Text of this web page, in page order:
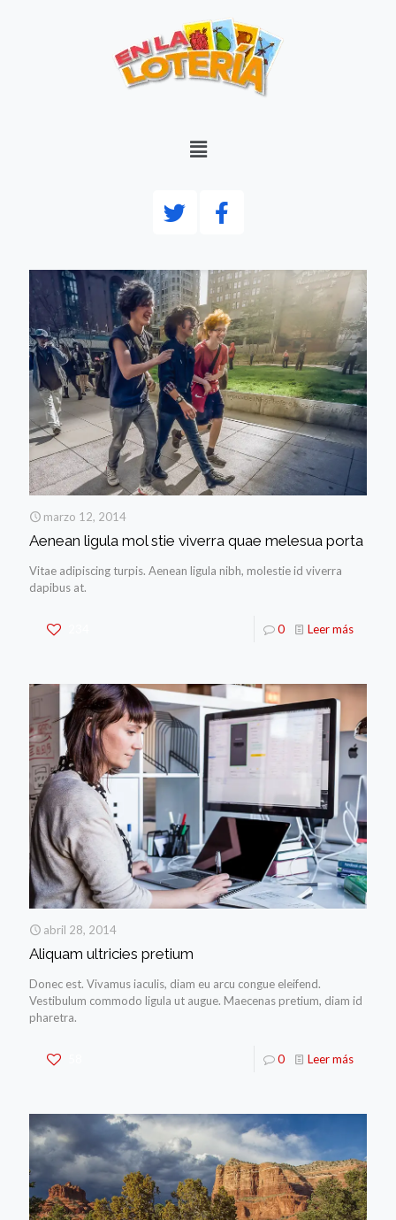
marzo 12, 2014
Aenean ligula mol stie viverra quae melesua porta
Vitae adipiscing turpis. Aenean ligula nibh, molestie id viverra
dapibus at.
0 Leer más
abril 28, 2014
Aliquam ultricies pretium
Donec est. Vivamus iaculis, diam eu arcu congue eleifend.
Vestibulum commodo ligula ut augue. Maecenas pretium, diam id
pharetra.
0 Leer más